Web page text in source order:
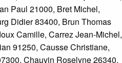
Paul 21000, Bret Michel,
Didier 83400, Brun Thomas
Camille, Carrez Jean-Michel,
91250, Causse Christiane,
Chauvin Roselyne 26340,